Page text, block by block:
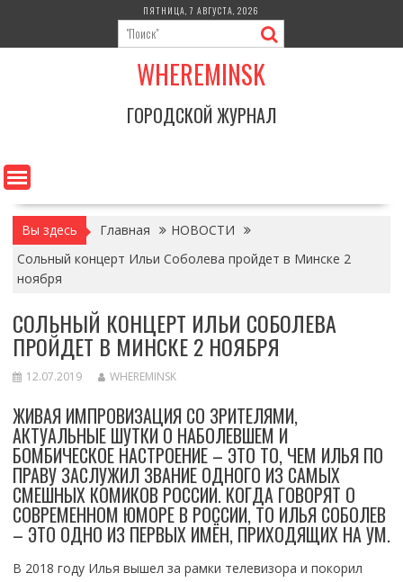
содержимому
ПЯТНИЦА, 7 АВГУСТА, 2026
WHEREMINSK
ГОРОДСКОЙ ЖУРНАЛ
Вы здесь Главная
НОВОСТИ
Сольный концерт Ильи Соболева пройдет в Минске 2
ноября
СОЛЬНЫЙ КОНЦЕРТ ИЛЬИ СОБОЛЕВА
ПРОЙДЕТ В МИНСКЕ 2 НОЯБРЯ
12.07.2019 WHEREMINSK
ЖИВАЯ ИМПРОВИЗАЦИЯ СО ЗРИТЕЛЯМИ,
АКТУАЛЬНЫЕ ШУТКИ О НАБОЛЕВШЕМ И
БОМБИЧЕСКОЕ НАСТРОЕНИЕ – ЭТО ТО, ЧЕМ ИЛЬЯ ПО
ПРАВУ ЗАСЛУЖИЛ ЗВАНИЕ ОДНОГО ИЗ САМЫХ
СМЕШНЫХ КОМИКОВ РОССИИ. КОГДА ГОВОРЯТ О
СОВРЕМЕННОМ ЮМОРЕ В РОССИИ, ТО ИЛЬЯ СОБОЛЕВ
– ЭТО ОДНО ИЗ ПЕРВЫХ ИМЁН, ПРИХОДЯЩИХ НА УМ.
В 2018 году Илья вышел за рамки телевизора и покорил